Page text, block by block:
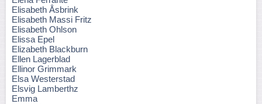
Elisabeth Åsbrink
Elisabeth Massi Fritz
Elisabeth Ohlson
Elissa Epel
Elizabeth Blackburn
Ellen Lagerblad
Ellinor Grimmark
Elsa Westerstad
Elsvig Lamberthz
Emma